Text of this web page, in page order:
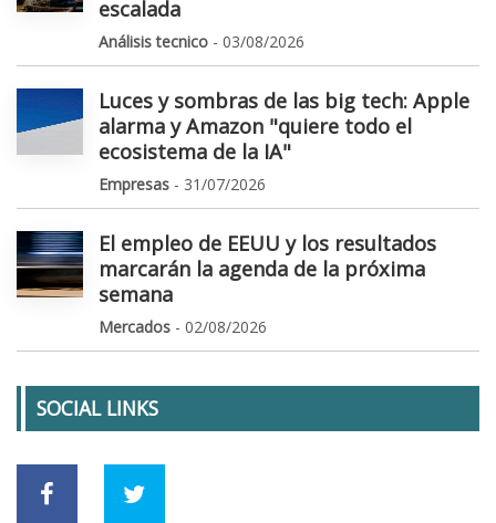
escalada
Análisis tecnico - 03/08/2026
Luces y sombras de las big tech: Apple
alarma y Amazon "quiere todo el
ecosistema de la IA"
Empresas - 31/07/2026
El empleo de EEUU y los resultados
marcarán la agenda de la próxima
semana
Mercados - 02/08/2026
SOCIAL LINKS